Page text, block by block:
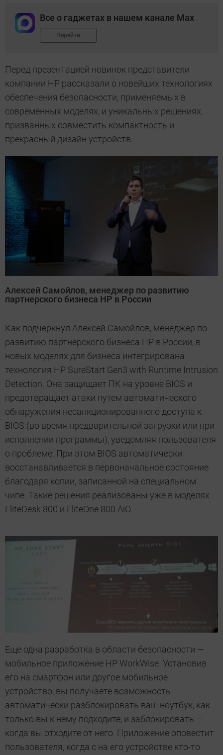
Все о гаджетах в нашем канале Max
Перейти
Перед презентацией новинок представители
компании HP рассказали о новейших технологиях
обеспечения безопасности, применяемых в
современных моделях, и уникальных решениях,
призванных совместить компактность и
прекрасный дизайн устройств.
Алексей Самойлов, менеджер по развитию
партнерского бизнеса HP в России
Как подчеркнул Алексей Самойлов, менеджер по
развитию партнерского бизнеса HP в России, в
новых моделях для бизнеса интегрирована
технология HP SureStart Gen3 with Runtime Intrusion
Detection. Она защищает ПК на уровне BIOS и
предотвращает атаки путем автоматического
обнаружения несанкционированного доступа к
BIOS (во время предварительной загрузки или при
исполнении программы), уведомляя пользователя
о проблеме. При этом BIOS автоматически
восстанавливается в первоначальное состояние
благодаря копии, записанной на специальном
чипе. Такие решения реализованы уже в моделях
EliteDesk 800 и EliteOne 800 AiO.
Еще одна разработка в области безопасности —
мобильное приложение HP WorkWise. Установив
его на смартфон или другое мобильное
устройство, вы получаете возможность
автоматически разблокировать ваш ноутбук, как
только вы к нему подходите, и заблокировать —
когда вы отходите от него. Приложение оповестит
пользователя, когда с на его устройстве кто-то